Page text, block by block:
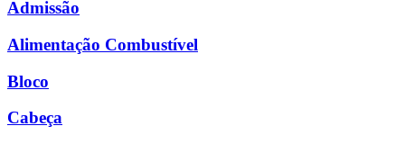
Admissão
Alimentação Combustível
Bloco
Cabeça